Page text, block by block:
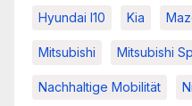
Hyundai I10 Kia
Mitsubishi Mitsubishi
Nachhaltige Mobilität